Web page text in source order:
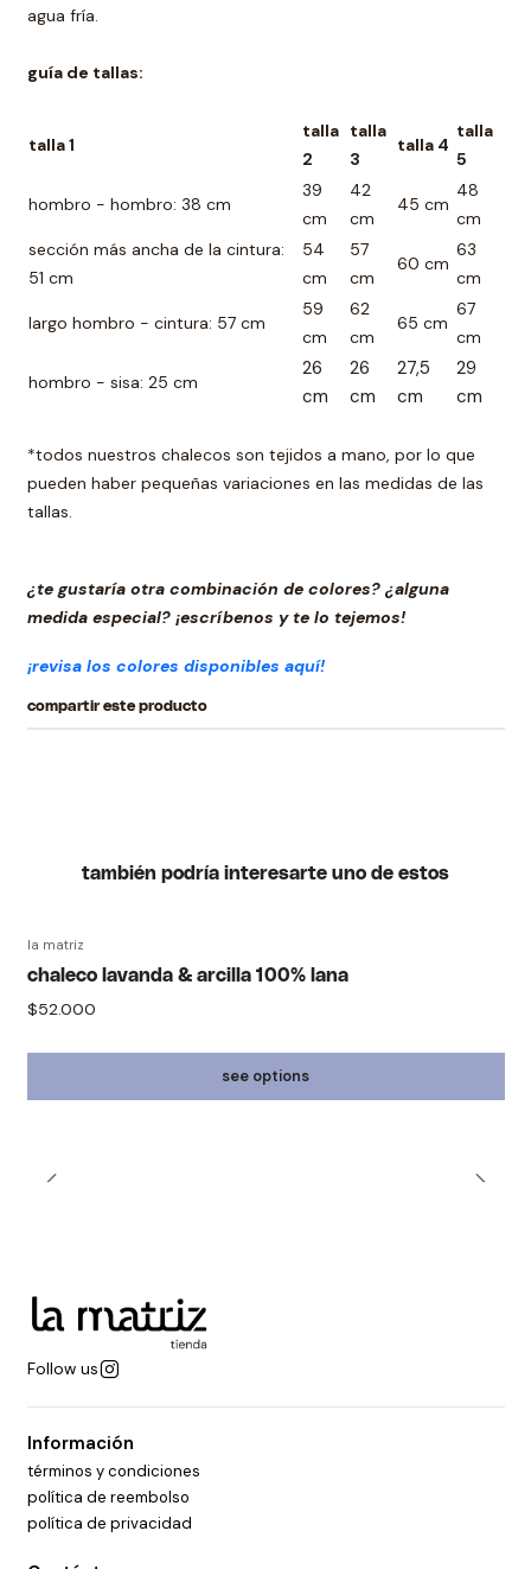
agua fría.
guía de tallas:
talla 1
talla
2
talla
3
talla 4
talla
5
hombro - hombro: 38 cm
39
cm
42
cm
45 cm
48
cm
sección más ancha de la cintura:
51 cm
54
cm
57
cm
60 cm
63
cm
largo hombro - cintura: 57 cm
59
cm
62
cm
65 cm
67
cm
hombro - sisa: 25 cm
26
cm
26
cm
27,5
cm
29
cm
*todos nuestros chalecos son tejidos a mano, por lo que
pueden haber pequeñas variaciones en las medidas de las
tallas.
¿te gustaría otra combinación de colores? ¿alguna
medida especial? ¡escríbenos y te lo tejemos!
¡revisa los colores disponibles aquí!
compartir este producto
también podría interesarte uno de estos
la matriz
chaleco lavanda & arcilla 100% lana
$52.000
see options
Follow us
Información
términos y condiciones
política de reembolso
política de privacidad